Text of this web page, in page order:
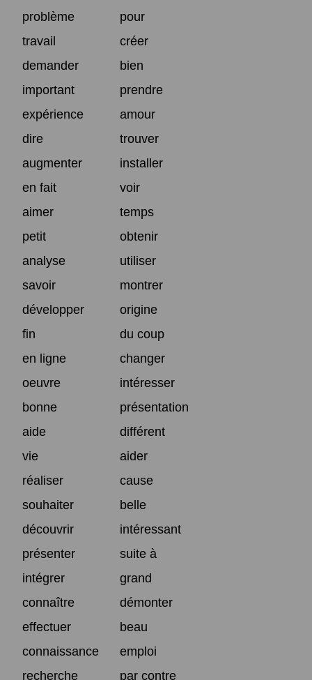
problème
pour
travail
créer
demander
bien
important
prendre
expérience
amour
dire
trouver
augmenter
installer
en fait
voir
aimer
temps
petit
obtenir
analyse
utiliser
savoir
montrer
développer
origine
fin
du coup
en ligne
changer
oeuvre
intéresser
bonne
présentation
aide
différent
vie
aider
réaliser
cause
souhaiter
belle
découvrir
intéressant
présenter
suite à
intégrer
grand
connaître
démonter
effectuer
beau
connaissance
emploi
recherche
par contre